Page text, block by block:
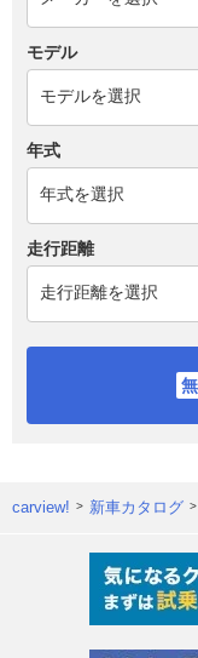
モデル
年式
走行距離
carview! 新車カタログ